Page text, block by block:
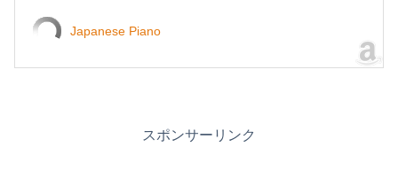
Japanese Piano
スポンサーリンク